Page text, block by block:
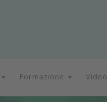
Formazione Video